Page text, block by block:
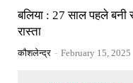
बलिया : 27 साल पहले बनी
रास्ता
कौशलेन्द्र - February 15, 2025